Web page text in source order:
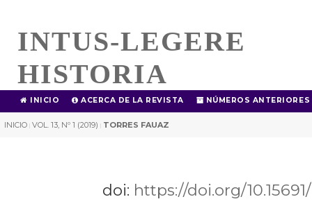
INTUS-LEGERE
HISTORIA
INICIO ACERCA DE LA REVISTA NÚMEROS ANTERIORES
INICIO | VOL. 13, Nº 1 (2019) | TORRES FAUAZ
doi: https://doi.org/